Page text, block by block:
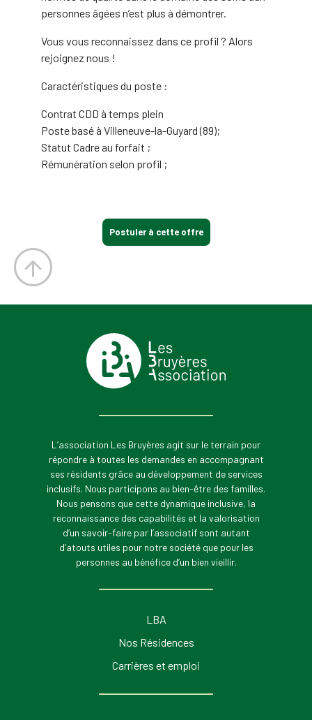
personnes âgées n’est plus à démontrer.
Vous vous reconnaissez dans ce profil ? Alors
rejoignez nous !
Caractéristiques du poste :
Contrat CDD à temps plein
Poste basé à Villeneuve-la-Guyard (89);
Statut Cadre au forfait ;
Rémunération selon profil ;
Postuler à cette offre
L’association Les Bruyères agit sur le terrain pour
répondre à toutes les demandes en accompagnant
ses résidents grâce au développement de services
inclusifs. Nous participons au bien-être des familles.
Nous pensons que cette dynamique inclusive, la
reconnaissance des capabilités et la valorisation
d’un savoir-faire par l’associatif sont autant
d’atouts utiles pour notre société que pour les
personnes au bénéfice d’un bien vieillir.
LBA
Nos Résidences
Carrières et emploi